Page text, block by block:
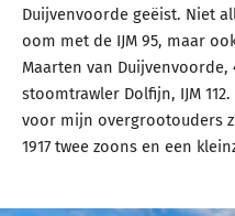
Duijvenvoorde geëist. Niet
oom met de IJM 95, maar
Maarten van
stoomtrawler Dolfijn, IJM
voor mijn overgrootouders
1917 twee zoons en een